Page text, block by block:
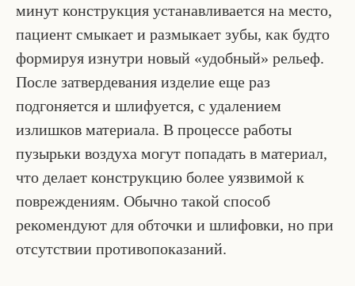
минут конструкция устанавливается на место,
пациент смыкает и размыкает зубы, как будто
формируя изнутри новый «удобный» рельеф.
После затвердевания изделие еще раз
подгоняется и шлифуется, с удалением
излишков материала. В процессе работы
пузырьки воздуха могут попадать в материал,
что делает конструкцию более уязвимой к
повреждениям. Обычно такой способ
рекомендуют для обточки и шлифовки, но при
отсутствии противопоказаний.